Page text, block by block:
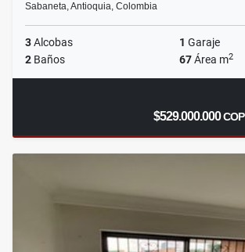
Sabaneta, Antioquia, Colombia
3Alcobas 1 Garaje
2 Baños 67Área m2
$529.000.000COP